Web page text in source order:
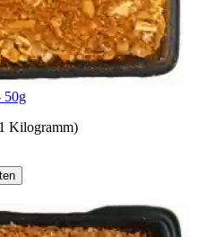
50g
Kilogramm)